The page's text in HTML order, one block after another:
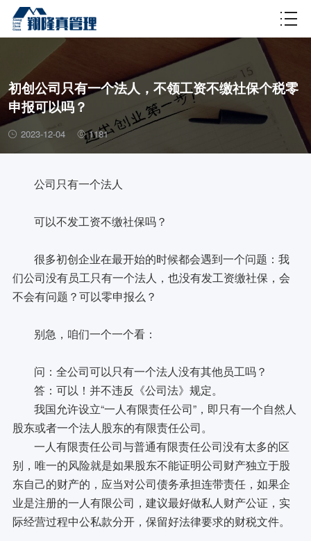
财税百科
初创公司只有一个法人，不领工资不缴社保个税零
申报可以吗？
2023-12-04 1181
公司只有一个法人
可以不发工资不缴社保吗？
很多初创企业在最开始的时候都会遇到一个问题：我
们公司没有员工只有一个法人，也没有发工资缴社保，会
不会有问题？可以零申报么？
别急，咱们一个一个看：
问：全公司可以只有一个法人没有其他员工吗？
答：可以！并不违反《公司法》规定。
我国允许设立“一人有限责任公司”，即只有一个自然人
股东或者一个法人股东的有限责任公司。
一人有限责任公司与普通有限责任公司没有太多的区
别，唯一的风险就是如果股东不能证明公司财产独立于股
东自己的财产的，应当对公司债务承担连带责任，如果企
业是注册的一人有限公司，建议最好做私人财产公证，实
际经营过程中公私款分开，保留好法律要求的财税文件。